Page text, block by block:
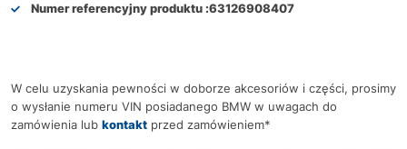
Numer referencyjny produktu :63126908407
W celu uzyskania pewności w doborze akcesoriów i części, prosimy
o wysłanie numeru VIN posiadanego BMW w uwagach do
zamówienia lub kontakt przed zamówieniem*